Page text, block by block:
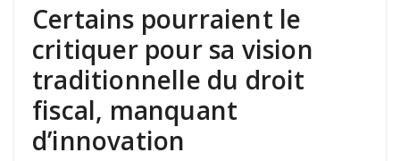
Certains pourraient le
critiquer pour sa vision
traditionnelle du droit
fiscal, manquant
d’innovation